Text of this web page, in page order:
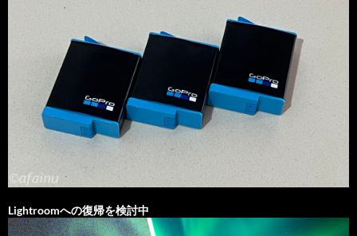
Lightroomへの復帰を検討中